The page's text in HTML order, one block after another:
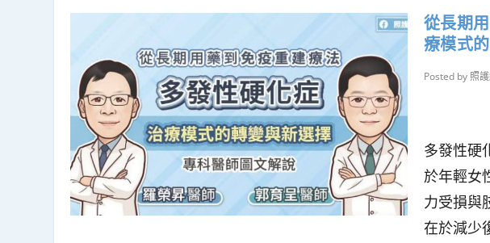
從長期
療模式
Posted by 照
多發性硬
於年輕女
力受損與
在於減少